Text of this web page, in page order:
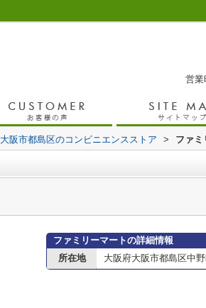
営業
大阪市都島区のコンビニエンスストア > ファミ
ファミリーマートの詳細情報
所在地
大阪府大阪市都島区中